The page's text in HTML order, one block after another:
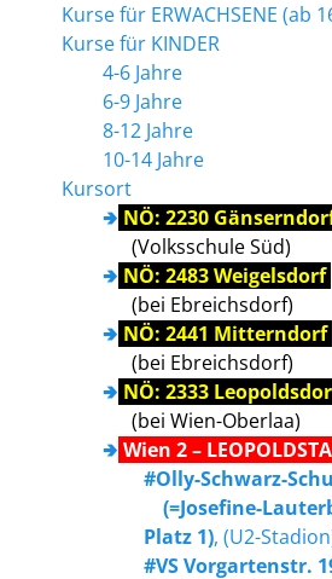
Kurse für ERWACHSENE (ab
Kurse für KINDER
4-6 Jahre
6-9 Jahre
8-12 Jahre
10-14 Jahre
Kursort
🢂 NÖ: 2230
(Volksschule Süd)
🢂 NÖ: 2483 Weigelsdorf
(bei Ebreichsdorf)
🢂 NÖ: 2441 Mitterndorf
(bei Ebreichsdorf)
🢂 NÖ: 2333
(bei Wien-Oberlaa)
🢂 Wien 2 –
#Olly-Schwarz-
(=Josefine-
Platz 1), (U2-
#VS Vorgartenstr.